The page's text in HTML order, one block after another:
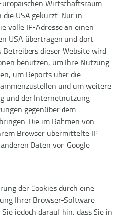
Wirtschaftsraum
USA gekürzt. Nur in
volle IP-Adresse an einen
USA übertragen und dort
Betreibers dieser Website wird
benutzen, um Ihre Nutzung
um Reports über die
und um weitere
und der Internetnutzung
gegenüber dem
Die im Rahmen von
Browser übermittelte IP-
Daten von Google
der Cookies durch eine
Ihrer Browser-Software
jedoch darauf hin, dass Sie in